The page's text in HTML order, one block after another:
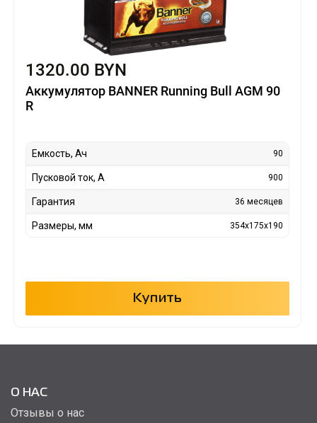
1320.00 BYN
Аккумулятор BANNER Running Bull AGM 90
R
Емкость, Ач 90
Пусковой ток, А 900
Гарантия 36 месяцев
Размеры, мм 354x175x190
Купить
О НАС
Отзывы о нас